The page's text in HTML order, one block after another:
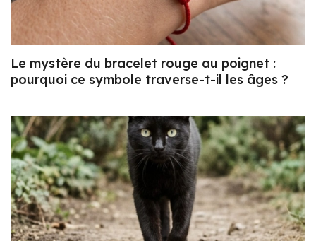
Le mystère du bracelet rouge au poignet :
pourquoi ce symbole traverse-t-il les âges ?